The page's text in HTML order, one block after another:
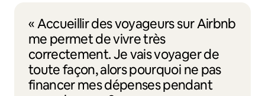
« Accueillir des voyageurs sur Airbnb
me permet de vivre très
correctement. Je vais voyager de
toute façon, alors pourquoi ne pas
financer mes dépenses pendant